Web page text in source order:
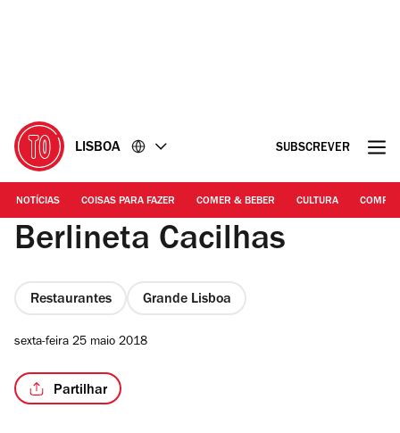
LISBOA SUBSCREVER
NOTÍCIAS COISAS PARA FAZER COMER & BEBER CULTURA
Berlineta Cacilhas
Restaurantes Grande Lisboa
sexta-feira 25 maio 2018
Partilhar